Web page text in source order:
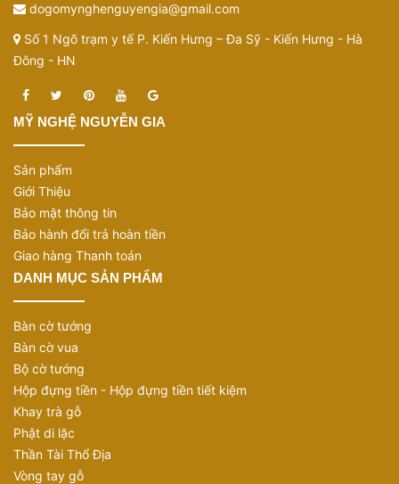
dogomynghenguyengia@gmail.com
Số 1 Ngõ trạm y tế P. Kiến Hưng – Đa Sỹ - Kiến Hưng - Hà
Đông - HN
MỸ NGHỆ NGUYỄN GIA
Sản phẩm
Giới Thiệu
Bảo mật thông tin
Bảo hành đổi trả hoàn tiền
Giao hàng Thanh toán
DANH MỤC SẢN PHẨM
Bàn cờ tướng
Bàn cờ vua
Bộ cờ tướng
Hộp đựng tiền - Hộp đựng tiền tiết kiệm
Khay trà gỗ
Phật di lặc
Thần Tài Thổ Địa
Vòng tay gỗ